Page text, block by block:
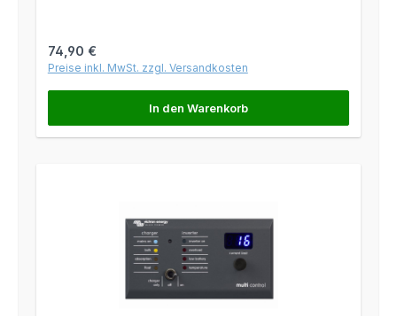
Regulärer Preis:
74,90 €
Preise inkl. MwSt. zzgl. Versandkosten
In den Warenkorb